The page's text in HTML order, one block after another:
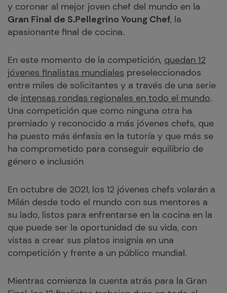
y coronar al mejor joven chef del mundo en la
Gran Final de S.Pellegrino Young Chef, la
apasionante final de cocina.
En este momento de la competición, quedan 12
jóvenes finalistas mundiales preseleccionados
entre miles de solicitantes y a través de una serie
de intensas rondas regionales en todo el mundo.
Una competición que como ninguna otra ha
premiado y reconocido a más jóvenes chefs, que
ha puesto más énfasis en la tutoría y que más se
ha comprometido para conseguir equilibrio de
género e inclusión
En octubre de 2021, los 12 jóvenes chefs volarán a
Milán desde todo el mundo con sus mentores a
su lado, listos para enfrentarse en la cocina en la
que puede ser la oportunidad de su vida, con
vistas a crear sus platos insignia en una
competición y frente a un público mundial.
Mientras comienza la cuenta atrás para la Gran